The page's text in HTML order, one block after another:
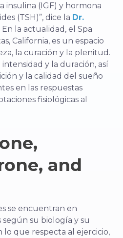
insulina (IGF) y hormona
(TSH)”, dice la Dr.
En la actualidad, el Spa
California, es un espacio
la curación y la plenitud.
intensidad y la duración, así
y la calidad del sueño
en las respuestas
fisiológicas al
and
se encuentran en
su biología y su
lo que respecta al ejercicio,